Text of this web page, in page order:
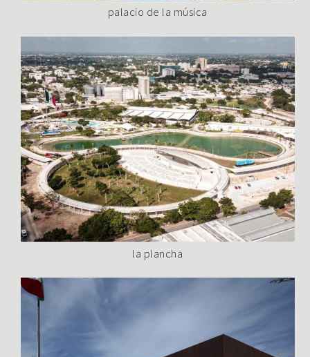
palacio de la música
la plancha